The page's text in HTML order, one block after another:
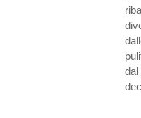
dal